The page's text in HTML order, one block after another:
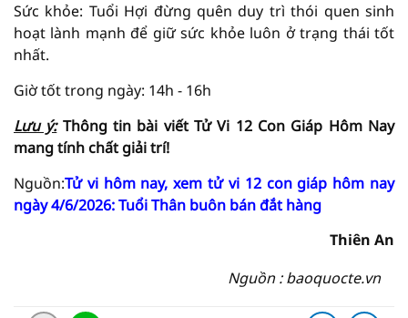
Sức khỏe: Tuổi Hợi đừng quên duy trì thói quen sinh
hoạt lành mạnh để giữ sức khỏe luôn ở trạng thái tốt
nhất.
Giờ tốt trong ngày: 14h - 16h
Lưu ý: Thông tin bài viếtTử Vi 12 Con Giáp Hôm Nay
mang tính chất giảitrí!
Nguồn:Tử vi hôm nay, xem tử vi 12 con giáp hôm nay
ngày 4/6/2026: Tuổi Thân buôn bán đắt hàng
Thiên An
Nguồn : baoquocte.vn